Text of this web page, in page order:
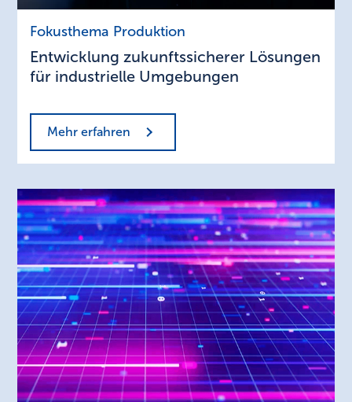
zukunftssicherer
Lösungen
für
Umgebungen
Fokusthema Produktion
Entwicklung zukunftssicherer Lösungen
für industrielle Umgebungen
Mehr erfahren